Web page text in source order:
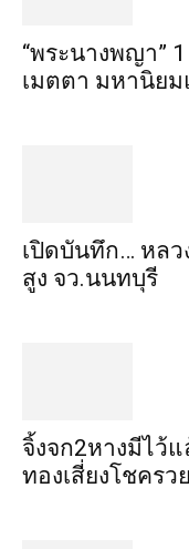
“พระ​นาง​พญา”
เมตตา​ มหา​นิย
เปิดบันทึก… หล
สูง​ จว.นนทบุรี
จิ้งจก​2​หาง​มีไว้
ทอง​เสี่ยงโชค​รว